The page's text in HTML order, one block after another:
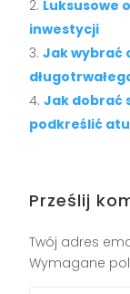
Luksusowe
inwestycji
Jak wybrać
Jak dobrać
podkreślić
Prześlij
Twój adres
Wymagane